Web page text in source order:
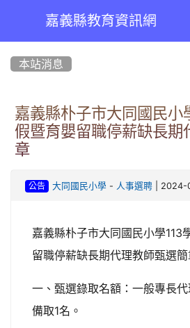
嘉義縣教育資訊網
本站消息
嘉義縣朴子市大同國民小
假暨育嬰留職停薪缺長期
章
公告 大同國民小學- 人事選聘| 2024-
嘉義縣朴子市大同國民小學113
留職停薪缺長期代理教師甄選
一、甄選錄取名額：一般專長代
備取1名。